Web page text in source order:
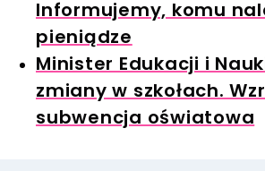
Informujemy, komu
pieniądze
Minister Edukacji i
zmiany w szkołach.
subwencja oświatowa